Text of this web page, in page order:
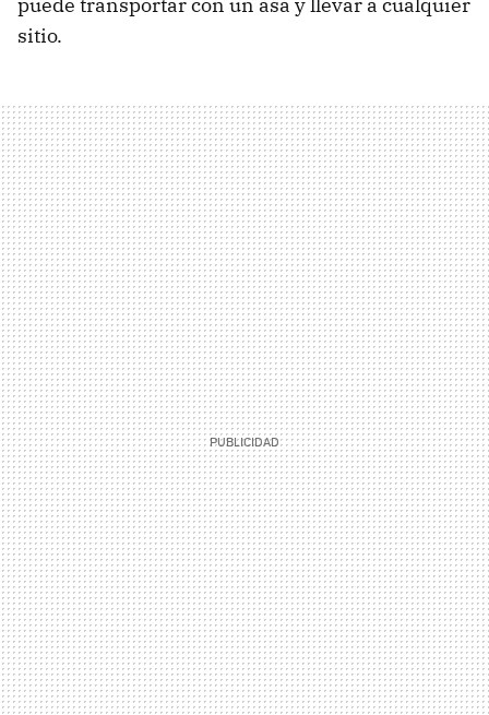
sitio.